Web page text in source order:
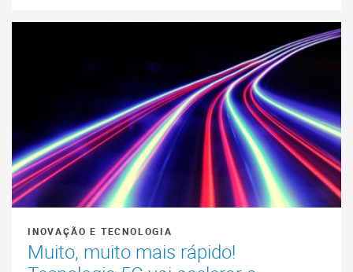
INOVAÇÃO E TECNOLOGIA
Muito, muito mais rápido!